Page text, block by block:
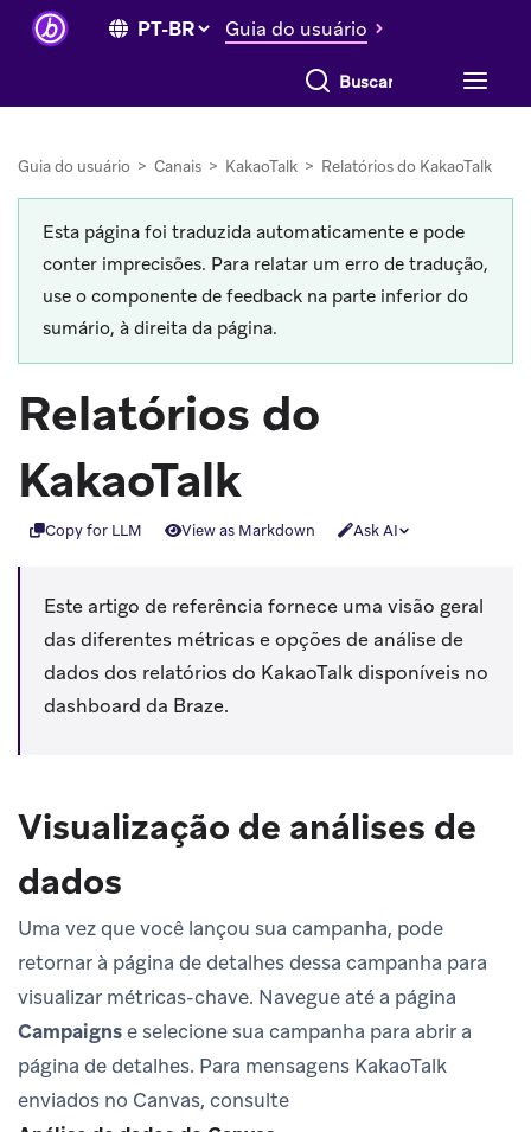
Guia do usuário
Buscar tudo
Guia do usuário > Canais > KakaoTalk > Relatórios do KakaoTalk
Esta página foi traduzida automaticamente e pode
conter imprecisões. Para relatar um erro de tradução,
use o componente de feedback na parte inferior do
sumário, à direita da página.
Relatórios do
KakaoTalk
Copy for LLM View as Markdown Ask AI
Este artigo de referência fornece uma visão geral
das diferentes métricas e opções de análise de
dados dos relatórios do KakaoTalk disponíveis no
dashboard da Braze.
Visualização de análises de
dados
Uma vez que você lançou sua campanha, pode
retornar à página de detalhes dessa campanha para
visualizar métricas-chave. Navegue até a página
Campaignse selecione sua campanha para abrir a
página de detalhes. Para mensagens KakaoTalk
enviados no Canvas, consulte